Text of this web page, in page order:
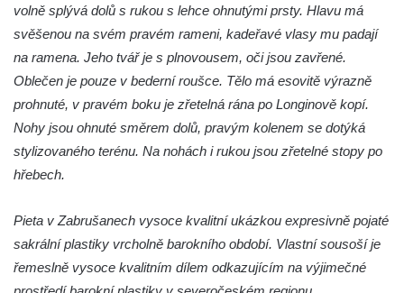
Socha Vážka v ZOO Hluboká
Socha Volavka v ZOO Hluboká
Flamingo trůn v ZOO Hluboká
Lysá nad Labem, barokní město Šporkovo
Socha Opičákovník v ZOO Hluboká
Socha Roháč v ZOO Hluboká
Socha Jana Valeria Jirsíka u Černé věže v
volně splývá dolů s rukou s lehce ohnutými prsty. Hlavu má
svěšenou na svém pravém rameni, kadeřavé vlasy mu padají
na ramena. Jeho tvář je s plnovousem, oči jsou zavřené.
Oblečen je pouze v bederní roušce. Tělo má esovitě výrazně
prohnuté, v pravém boku je zřetelná rána po Longinově kopí.
Nohy jsou ohnuté směrem dolů, pravým kolenem se dotýká
stylizovaného terénu. Na nohách i rukou jsou zřetelné stopy po
hřebech.
Pieta v Zabrušanech vysoce kvalitní ukázkou expresivně pojaté
sakrální plastiky vrcholně barokního období. Vlastní sousoší je
řemeslně vysoce kvalitním dílem odkazujícím na výjimečné